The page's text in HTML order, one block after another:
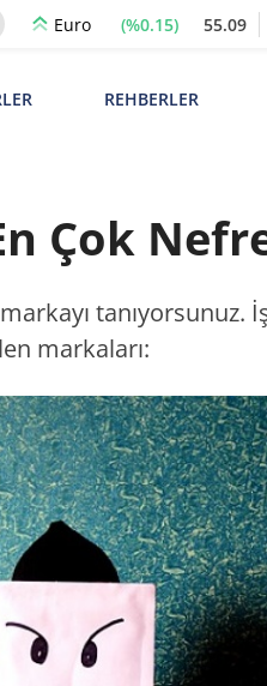
Euro (%0.15) 55.09
REHBERLER
Çok
tanıyorsunuz.
markaları: